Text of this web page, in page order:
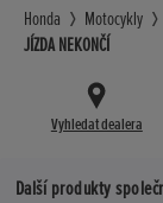
Honda Motocykly
JÍZDA NEKONČÍ
Vyhledat dealera
Další produkty